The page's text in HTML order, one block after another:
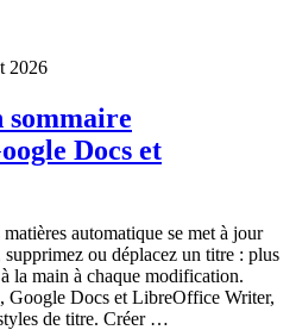
2026
sommaire
Docs et
automatique se met à jour
ou déplacez un titre : plus
la main à chaque modification.
Google Docs et LibreOffice Writer,
de titre. Créer …